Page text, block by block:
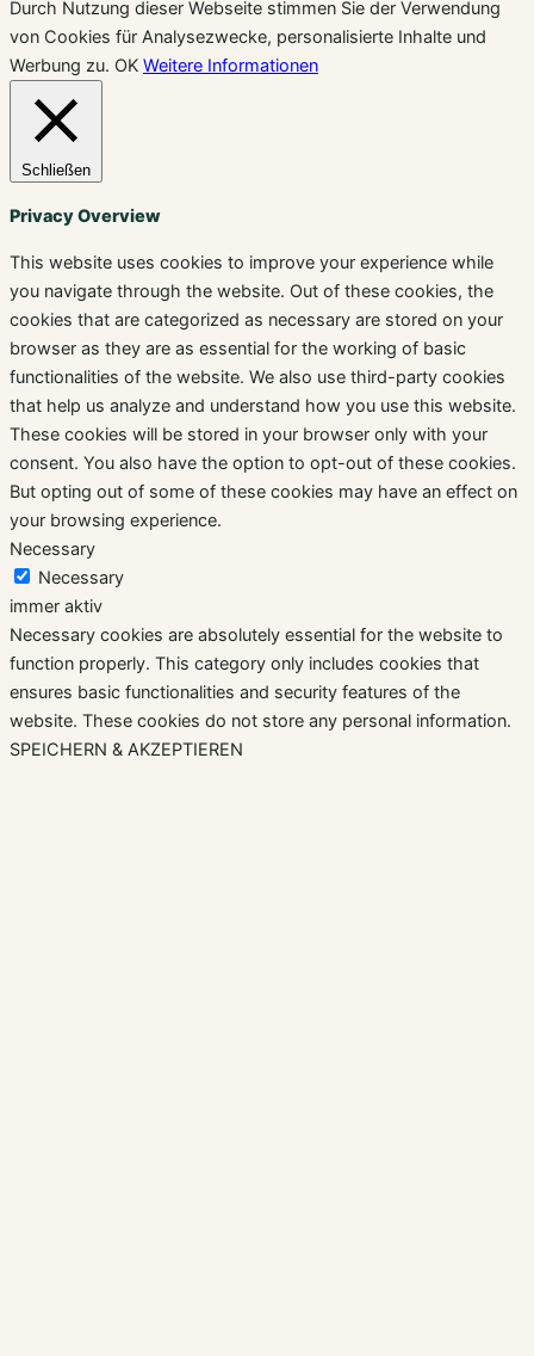
Durch Nutzung dieser Webseite stimmen Sie der Verwendung
von Cookies für Analysezwecke, personalisierte Inhalte und
Werbung zu. OK Weitere Informationen
Schließen
Privacy Overview
This website uses cookies to improve your experience while
you navigate through the website. Out of these cookies, the
cookies that are categorized as necessary are stored on your
browser as they are as essential for the working of basic
functionalities of the website. We also use third-party cookies
that help us analyze and understand how you use this website.
These cookies will be stored in your browser only with your
consent. You also have the option to opt-out of these cookies.
But opting out of some of these cookies may have an effect on
your browsing experience.
Necessary
Necessary
immer aktiv
Necessary cookies are absolutely essential for the website to
function properly. This category only includes cookies that
ensures basic functionalities and security features of the
website. These cookies do not store any personal information.
SPEICHERN & AKZEPTIEREN